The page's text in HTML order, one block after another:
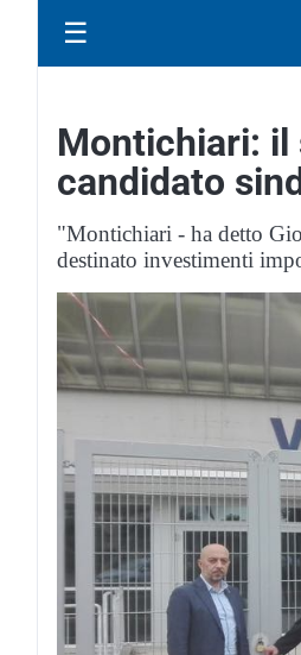
☰
Montichiari: il
candidato
"Montichiari - ha detto
destinato investimenti